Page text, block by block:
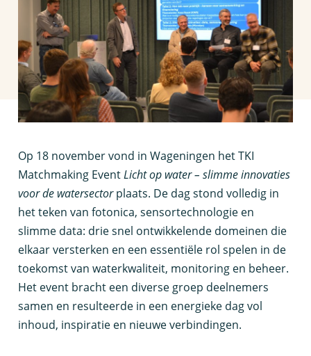
Op 18 november vond in Wageningen het TKI
Matchmaking EventLicht op water – slimme innovaties
voor de watersectorplaats. De dag stond volledig in
het teken van fotonica, sensortechnologie en
slimme data: drie snel ontwikkelende domeinen die
elkaar versterken en een essentiële rol spelen in de
toekomst van waterkwaliteit, monitoring en beheer.
Het event bracht een diverse groep deelnemers
samen en resulteerde in een energieke dag vol
inhoud, inspiratie en nieuwe verbindingen.